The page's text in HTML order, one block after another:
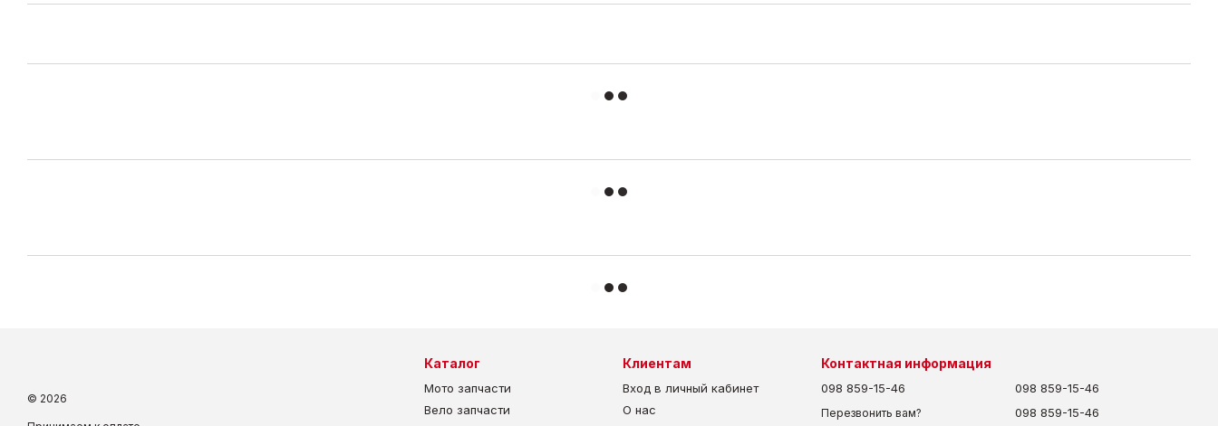
© 2026
Каталог
Мото запчасти
Вело запчасти
Клиентам
Вход в личный кабинет
О нас
Контактная информация
098 859-15-46
Перезвонить вам?
098 859-15-46
098 859-15-46